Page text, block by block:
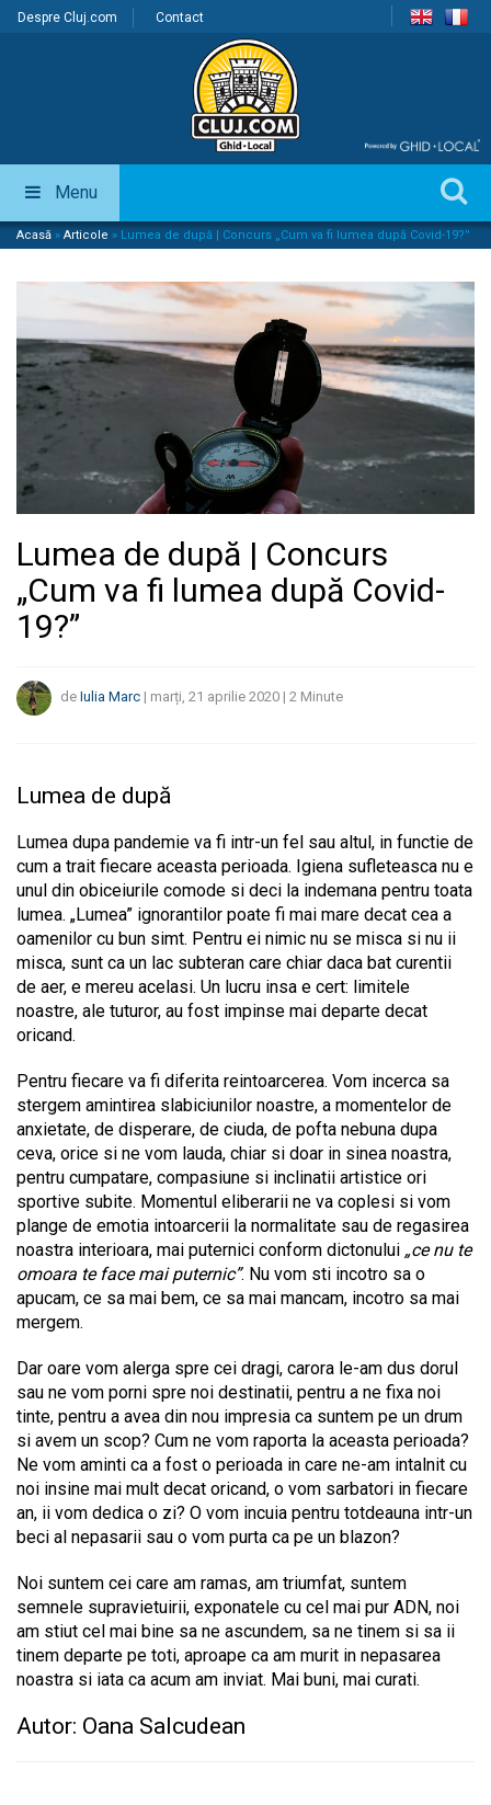
Despre Cluj.com Contact
Menu
Acasă » Articole » Lumea de după | Concurs „Cum va fi lumea după Covid-19?”
Lumea de după | Concurs
„Cum va fi lumea după Covid-
19?”
de Iulia Marc | marți, 21 aprilie 2020 | 2 Minute
Lumea de după
Lumea dupa pandemie va fi intr-un fel sau altul, in functie de
cum a trait fiecare aceasta perioada. Igiena sufleteasca nu e
unul din obiceiurile comode si deci la indemana pentru toata
lumea. „Lumea” ignorantilor poate fi mai mare decat cea a
oamenilor cu bun simt. Pentru ei nimic nu se misca si nu ii
misca, sunt ca un lac subteran care chiar daca bat curentii
de aer, e mereu acelasi. Un lucru insa e cert: limitele
noastre, ale tuturor, au fost impinse mai departe decat
oricand.
Pentru fiecare va fi diferita reintoarcerea. Vom incerca sa
stergem amintirea slabiciunilor noastre, a momentelor de
anxietate, de disperare, de ciuda, de pofta nebuna dupa
ceva, orice si ne vom lauda, chiar si doar in sinea noastra,
pentru cumpatare, compasiune si inclinatii artistice ori
sportive subite. Momentul eliberarii ne va coplesi si vom
plange de emotia intoarcerii la normalitate sau de regasirea
noastra interioara, mai puternici conform dictonului „ce nu te
omoara te face mai puternic”. Nu vom sti incotro sa o
apucam, ce sa mai bem, ce sa mai mancam, incotro sa mai
mergem.
Dar oare vom alerga spre cei dragi, carora le-am dus dorul
sau ne vom porni spre noi destinatii, pentru a ne fixa noi
tinte, pentru a avea din nou impresia ca suntem pe un drum
si avem un scop? Cum ne vom raporta la aceasta perioada?
Ne vom aminti ca a fost o perioada in care ne-am intalnit cu
noi insine mai mult decat oricand, o vom sarbatori in fiecare
an, ii vom dedica o zi? O vom incuia pentru totdeauna intr-un
beci al nepasarii sau o vom purta ca pe un blazon?
Noi suntem cei care am ramas, am triumfat, suntem
semnele supravietuirii, exponatele cu cel mai pur ADN, noi
am stiut cel mai bine sa ne ascundem, sa ne tinem si sa ii
tinem departe pe toti, aproape ca am murit in nepasarea
noastra si iata ca acum am inviat. Mai buni, mai curati.
Autor: Oana Salcudean